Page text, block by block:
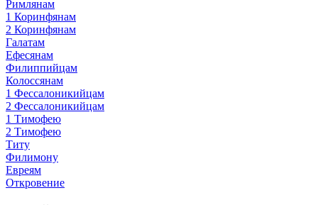
Римлянам
1 Коринфянам
2 Коринфянам
Галатам
Ефесянам
Филиппийцам
Колоссянам
1 Фессалоникийцам
2 Фессалоникийцам
1 Тимофею
2 Тимофею
Титу
Филимону
Евреям
Откровение